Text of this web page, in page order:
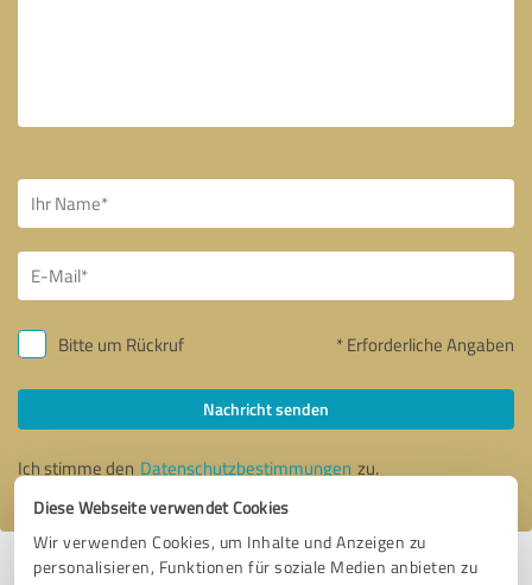
Diese Webseite verwendet Cookies
Wir verwenden Cookies, um Inhalte und Anzeigen zu
personalisieren, Funktionen für soziale Medien anbieten zu
Bitte um Rückruf * Erforderliche Angaben
Nachricht senden
Ich stimme den Datenschutzbestimmungen zu.
Profil aktiv seit 29.08.2024 |Letzte Aktualisierung: 02.08.2026|Profil